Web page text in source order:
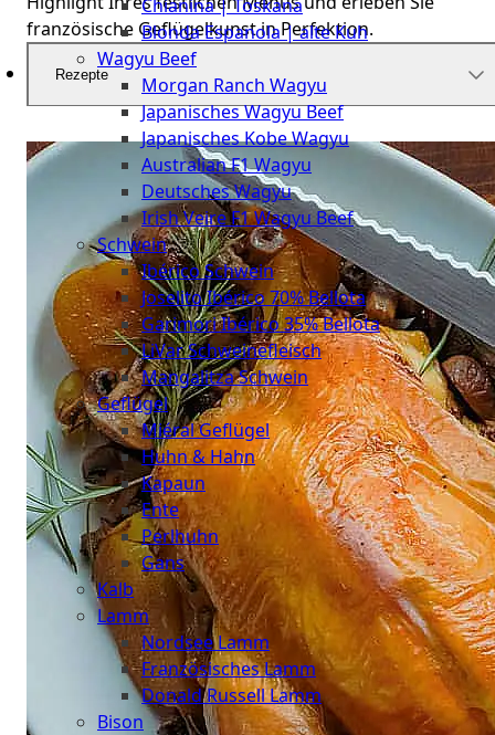
Chianina | Toskana
Blonda Espanola | alte Kuh
Wagyu Beef
Morgan Ranch Wagyu
Japanisches Wagyu Beef
Japanisches Kobe Wagyu
Australian F1 Wagyu
Deutsches Wagyu
Irish Veire F1 Wagyu Beef
Schwein
Ibérico Schwein
Joselito Ibérico 70% Bellota
Garimori Ibérico 35% Bellota
LiVar Schweinefleisch
Mangalitza Schwein
Geflügel
Miéral Geflügel
Huhn & Hahn
Kapaun
Ente
Perlhuhn
Gans
Kalb
Lamm
Nordsee Lamm
Französisches Lamm
Donald Russell Lamm
Bison
französische Geflügelkunst in Perfektion.
Rezepte